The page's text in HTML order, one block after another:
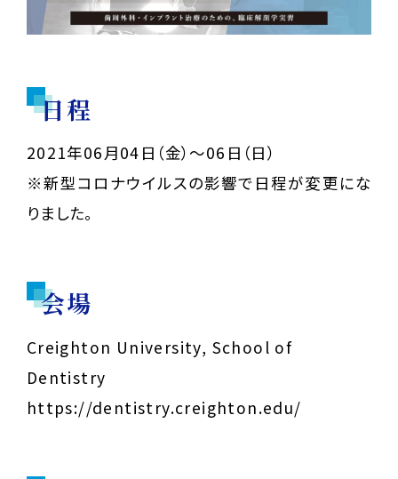
日程
2021年06月04日（金）～06日（日）
※新型コロナウイルスの影響で日程が変更にな
りました。
会場
Creighton University, School of
Dentistry
https://dentistry.creighton.edu/